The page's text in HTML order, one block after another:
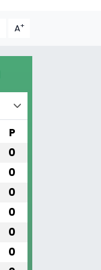
A+
P
0
0
0
0
0
0